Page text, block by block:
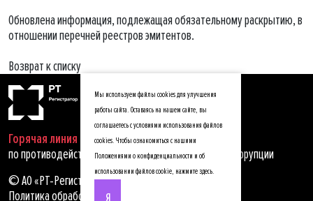
Обновлена информация, подлежащая обязательному раскрытию, в
отношении перечней реестров эмитентов.
Возврат к списку
Горячая линия
по противодействию мошенничеству, хищениям и коррупции
© АО «РТ-Регистратор», 2025
Политика обработки персональных данных
Мы используем файлы cookies для улучшения
работы сайта. Оставаясь на нашем сайте, вы
соглашаетесь с условиями использования файлов
cookies. Чтобы ознакомиться с нашими
Положениями о конфиденциальности и об
использовании файлов cookie, нажмите здесь.
Я